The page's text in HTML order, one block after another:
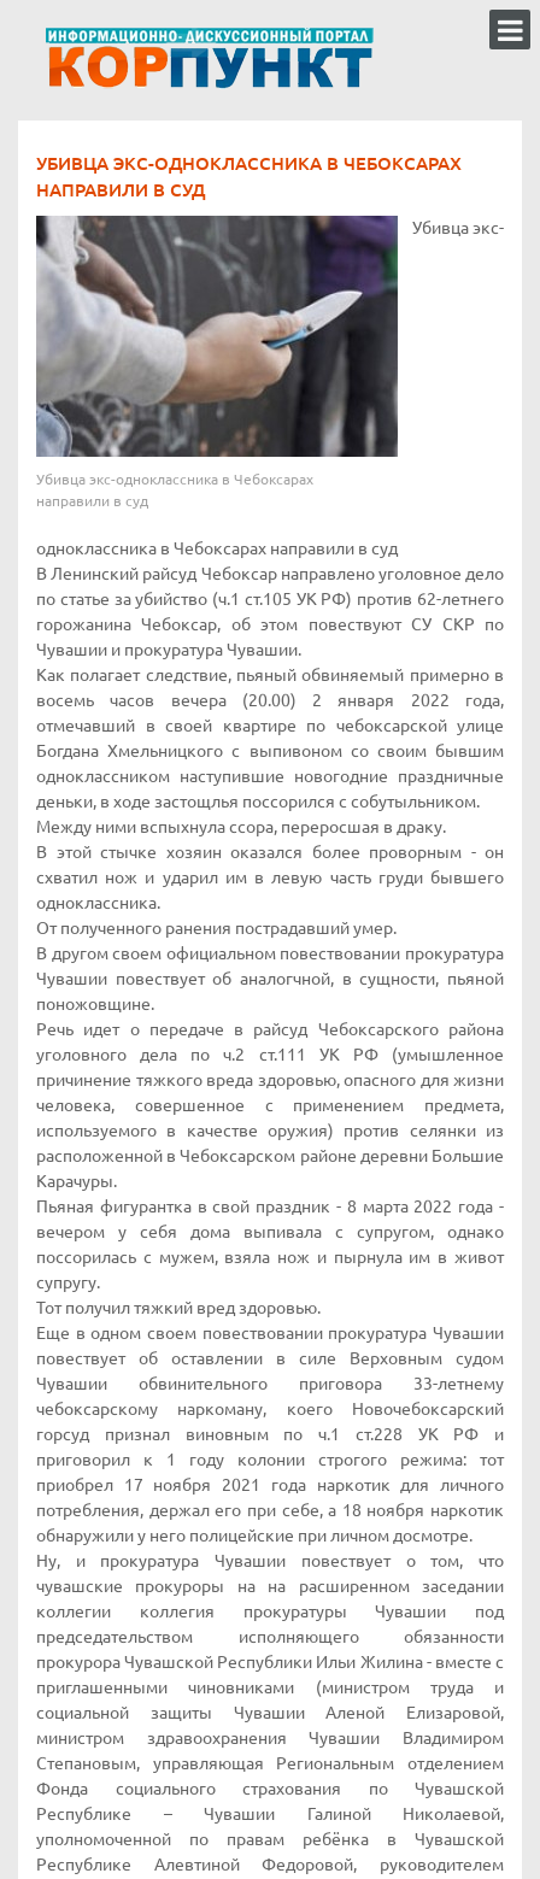
УБИВЦА ЭКС-ОДНОКЛАССНИКА В ЧЕБОКСАРАХ
НАПРАВИЛИ В СУД
Убивца экс-одноклассника в Чебоксарах
направили в суд
Убивца экс-
одноклассника в Чебоксарах направили в суд
В Ленинский райсуд Чебоксар направлено уголовное дело
по статье за убийство (ч.1 ст.105 УК РФ) против 62-летнего
горожанина Чебоксар, об этом повествуют СУ СКР по
Чувашии и прокуратура Чувашии.
Как полагает следствие, пьяный обвиняемый примерно в
восемь часов вечера (20.00) 2 января 2022 года,
отмечавший в своей квартире по чебоксарской улице
Богдана Хмельницкого с выпивоном со своим бывшим
одноклассником наступившие новогодние праздничные
деньки, в ходе застощлья поссорился с собутыльником.
Между ними вспыхнула ссора, переросшая в драку.
В этой стычке хозяин оказался более проворным - он
схватил нож и ударил им в левую часть груди бывшего
одноклассника.
От полученного ранения пострадавший умер.
В другом своем официальном повествовании прокуратура
Чувашии повествует об аналогчной, в сущности, пьяной
поножовщине.
Речь идет о передаче в райсуд Чебоксарского района
уголовного дела по ч.2 ст.111 УК РФ (умышленное
причинение тяжкого вреда здоровью, опасного для жизни
человека, совершенное с применением предмета,
используемого в качестве оружия) против селянки из
расположенной в Чебоксарском районе деревни Большие
Карачуры.
Пьяная фигурантка в свой праздник - 8 марта 2022 года -
вечером у себя дома выпивала с супругом, однако
поссорилась с мужем, взяла нож и пырнула им в живот
супругу.
Тот получил тяжкий вред здоровью.
Еще в одном своем повествовании прокуратура Чувашии
повествует об оставлении в силе Верховным судом
Чувашии обвинительного приговора 33-летнему
чебоксарскому наркоману, коего Новочебоксарский
горсуд признал виновным по ч.1 ст.228 УК РФ и
приговорил к 1 году колонии строгого режима: тот
приобрел 17 ноября 2021 года наркотик для личного
потребления, держал его при себе, а 18 ноября наркотик
обнаружили у него полицейские при личном досмотре.
Ну, и прокуратура Чувашии повествует о том, что
чувашские прокуроры на на расширенном заседании
коллегии коллегия прокуратуры Чувашии под
председательством исполняющего обязанности
прокурора Чувашской Республики Ильи Жилина - вместе с
приглашенными чиновниками (министром труда и
социальной защиты Чувашии Аленой Елизаровой,
министром здравоохранения Чувашии Владимиром
Степановым, управляющая Региональным отделением
Фонда социального страхования по Чувашской
Республике – Чувашии Галиной Николаевой,
уполномоченной по правам ребёнка в Чувашской
Республике Алевтиной Федоровой, руководителем